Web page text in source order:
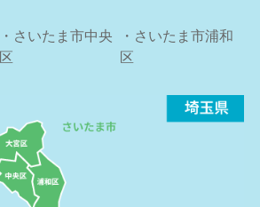
・さいたま市中央
区
・さいたま市浦和
区